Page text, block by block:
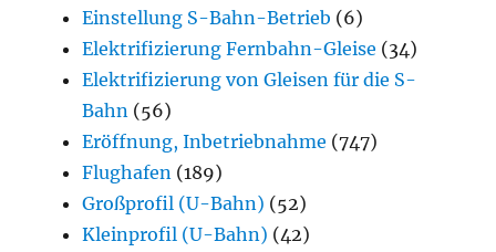
Einstellung S-Bahn-Betrieb (6)
Elektrifizierung Fernbahn-Gleise (34)
Elektrifizierung von Gleisen für die S-
Bahn (56)
Eröffnung, Inbetriebnahme (747)
Flughafen (189)
Großprofil (U-Bahn) (52)
Kleinprofil (U-Bahn) (42)